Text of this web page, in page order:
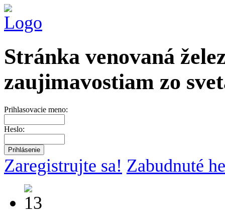
Stránka venovaná
zaujimavostiam zo
Prihlasovacie meno:
Heslo:
Zaregistrujte sa! Zabudnuté